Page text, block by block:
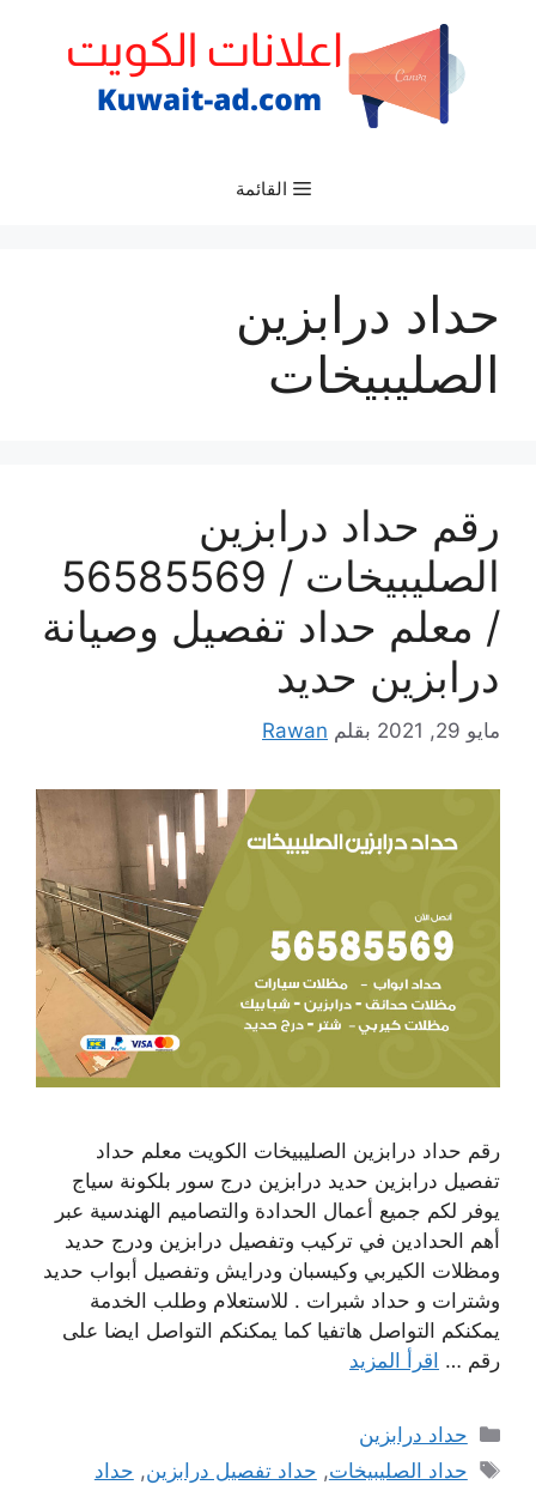
القائمة
حداد درابزين
الصليبيخات
رقم حداد درابزين
الصليبيخات / 56585569
/ معلم حداد تفصيل وصيانة
درابزين حديد
مايو 29, 2021 بقلم Rawan
رقم حداد درابزين الصليبيخات الكويت معلم حداد
تفصيل درابزين حديد درابزين درج سور بلكونة سياج
يوفر لكم جميع أعمال الحدادة والتصاميم الهندسية عبر
أهم الحدادين في تركيب وتفصيل درابزين ودرج حديد
ومظلات الكيربي وكيسبان ودرايش وتفصيل أبواب حديد
وشترات و حداد شبرات . للاستعلام وطلب الخدمة
يمكنكم التواصل هاتفيا كما يمكنكم التواصل ايضا على
رقم … اقرأ المزيد
التصنيفات
حداد درابزين
الوسوم
حداد الصليبيخات, حداد تفصيل درابزين, حداد